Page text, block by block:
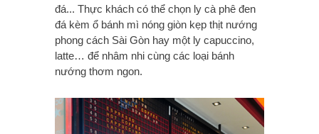
đá... Thực khách có thể chọn ly cà phê đen
đá kèm ổ bánh mì nóng giòn kẹp thịt nướng
phong cách Sài Gòn hay một ly capuccino,
latte… để nhâm nhi cùng các loại bánh
nướng thơm ngon.